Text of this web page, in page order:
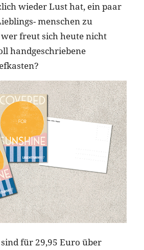
wieder Lust hat, ein paar
menschen zu
freut sich heute nicht
handgeschriebene
für 29,95 Euro über